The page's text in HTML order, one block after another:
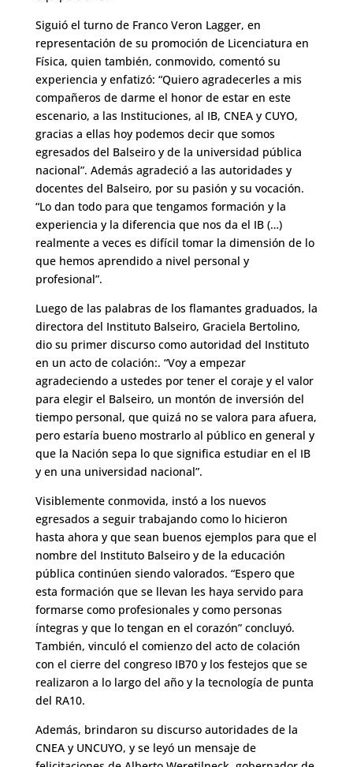
Siguió el turno de Franco Veron Lagger, en
representación de su promoción de Licenciatura en
Física, quien también, conmovido, comentó su
experiencia y enfatizó: “Quiero agradecerles a mis
compañeros de darme el honor de estar en este
escenario, a las Instituciones, al IB, CNEA y CUYO,
gracias a ellas hoy podemos decir que somos
egresados del Balseiro y de la universidad pública
nacional”. Además agradeció a las autoridades y
docentes del Balseiro, por su pasión y su vocación.
“Lo dan todo para que tengamos formación y la
experiencia y la diferencia que nos da el IB (…)
realmente a veces es difícil tomar la dimensión de lo
que hemos aprendido a nivel personal y
profesional”.
Luego de las palabras de los flamantes graduados, la
directora del Instituto Balseiro, Graciela Bertolino,
dio su primer discurso como autoridad del Instituto
en un acto de colación:. “Voy a empezar
agradeciendo a ustedes por tener el coraje y el valor
para elegir el Balseiro, un montón de inversión del
tiempo personal, que quizá no se valora para afuera,
pero estaría bueno mostrarlo al público en general y
que la Nación sepa lo que significa estudiar en el IB
y en una universidad nacional”.
Visiblemente conmovida, instó a los nuevos
egresados a seguir trabajando como lo hicieron
hasta ahora y que sean buenos ejemplos para que el
nombre del Instituto Balseiro y de la educación
pública continúen siendo valorados. “Espero que
esta formación que se llevan les haya servido para
formarse como profesionales y como personas
íntegras y que lo tengan en el corazón” concluyó.
También, vinculó el comienzo del acto de colación
con el cierre del congreso IB70 y los festejos que se
realizaron a lo largo del año y la tecnología de punta
del RA10.
Además, brindaron su discurso autoridades de la
CNEA y UNCUYO, y se leyó un mensaje de